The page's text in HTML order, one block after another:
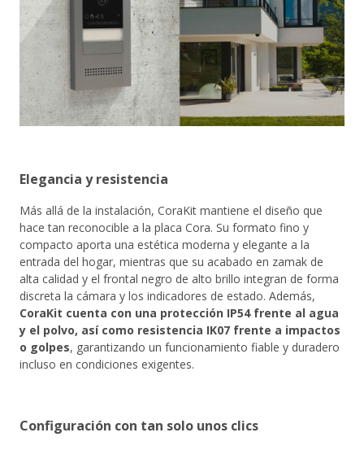
Elegancia y resistencia
Más allá de la instalación, CoraKit mantiene el diseño que
hace tan reconocible a la placa Cora. Su formato fino y
compacto aporta una estética moderna y elegante a la
entrada del hogar, mientras que su acabado en zamak de
alta calidad y el frontal negro de alto brillo integran de forma
discreta la cámara y los indicadores de estado. Además,
CoraKit cuenta con una protección IP54 frente al agua
y el polvo, así como resistencia IK07 frente a impactos
o golpes, garantizando un funcionamiento fiable y duradero
incluso en condiciones exigentes.
Configuración con tan solo unos clics